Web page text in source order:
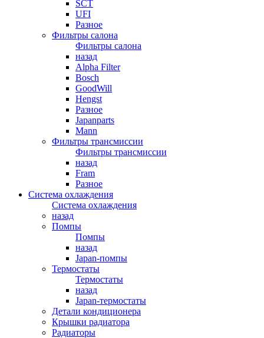
SCT
UFI
Разное
Фильтры салона
Фильтры салона
назад
Alpha Filter
Bosch
GoodWill
Hengst
Разное
Japanparts
Mann
Фильтры трансмиссии
Фильтры трансмиссии
назад
Fram
Разное
Система охлаждения
Система охлаждения
назад
Помпы
Помпы
назад
Japan-помпы
Термостаты
Термостаты
назад
Japan-термостаты
Детали кондиционера
Крышки радиатора
Радиаторы